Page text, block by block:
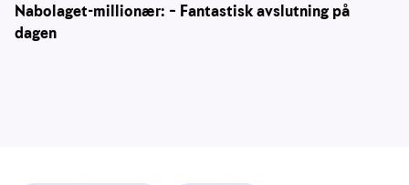
Nabolaget-millionær: – Fantastisk avslutning på
dagen